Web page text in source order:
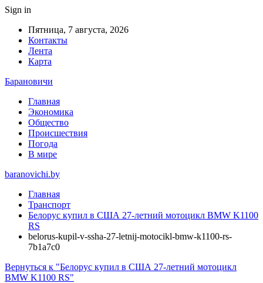
Sign in
Пятница, 7 августа, 2026
Контакты
Лента
Карта
Барановичи
Главная
Экономика
Общество
Происшествия
Погода
В мире
baranovichi.by
Главная
Транспорт
Белорус купил в США 27-летний мотоцикл BMW K1100
RS
belorus-kupil-v-ssha-27-letnij-motocikl-bmw-k1100-rs-
7b1a7c0
Вернуться к "Белорус купил в США 27-летний мотоцикл
BMW K1100 RS"